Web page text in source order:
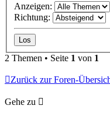
Anzeigen:
Richtung:
2 Themen • Seite 1 von 1
Zurück zur Foren-
Gehe zu